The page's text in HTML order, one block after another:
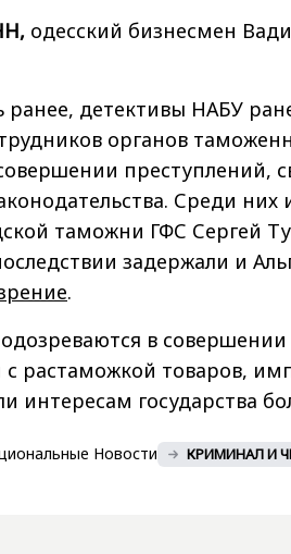
одесский бизнесмен
ранее, детективы НАБУ
органов
преступлений,
Среди них
таможни ГФС Сергей
задержали и
.
в
растаможкой товаров,
интересам государства
Новости КРИМИНАЛ И